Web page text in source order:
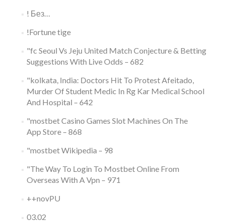
! Без…
!Fortune tige
"fc Seoul Vs Jeju United Match Conjecture & Betting
Suggestions With Live Odds – 682
"kolkata, India: Doctors Hit To Protest Afeitado,
Murder Of Student Medic In Rg Kar Medical School
And Hospital – 642
"‎mostbet Casino Games Slot Machines On The
App Store – 868
"mostbet Wikipedia – 98
"The Way To Login To Mostbet Online From
Overseas With A Vpn – 971
++novPU
03.02